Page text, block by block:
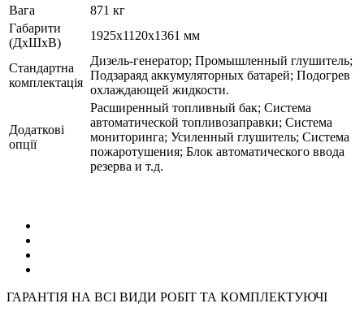
Вага
871 кг
Габарити
(ДхШхВ)
1925х1120х1361 мм
Стандартна
комплектація
Дизель-генератор; Промышленный глушитель;
Подзараяд аккумуляторных батарей; Подогрев
охлаждающей жидкости.
Додаткові
опції
Расширенный топливный бак; Система
автоматической топливозаправки; Система
мониторинга; Усиленный глушитель; Система
пожаротушения; Блок автоматического ввода
резерва и т.д.
ГАРАНТІЯ НА ВСІ ВИДИ РОБІТ ТА КОМПЛЕКТУЮЧІ